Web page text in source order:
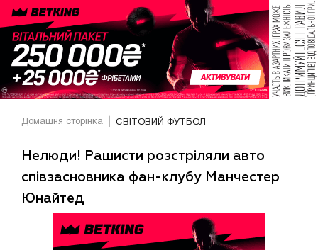
Домашня сторінка СВІТОВИЙ ФУТБОЛ
Нелюди! Рашисти розстріляли авто
співзасновника фан-клубу Манчестер
Юнайтед